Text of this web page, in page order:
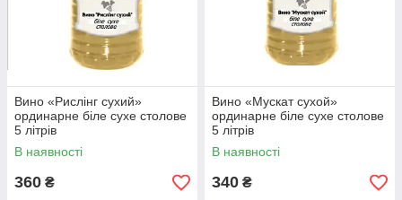
Вино «Рислінг сухий»
ординарне біле сухе столове
5 літрів
В наявності
360 ₴
Вино «Мускат сухой»
ординарне біле сухе столове
5 літрів
В наявності
340 ₴